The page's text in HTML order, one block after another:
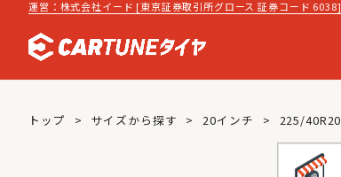
運営：株式会社イード [東京証券取引所グロース 証券コード 6038]
トップ サイズから探す 20インチ 225/40R20